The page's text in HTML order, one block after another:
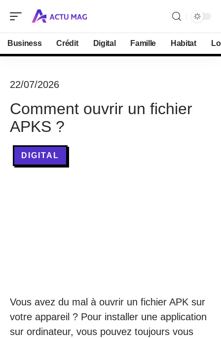
Business Crédit Digital Famille Habitat
22/07/2026
Comment ouvrir un fichier
APKS ?
DIGITAL
Vous avez du mal à ouvrir un fichier APK sur
votre appareil ? Pour installer une application
sur ordinateur, vous pouvez toujours vous